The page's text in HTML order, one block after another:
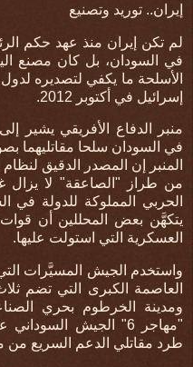
إيران.. توريد وتصنيع
لم تكن إيران منذ عهد حكم
في السودان، بل كان مصنع
الأسلحة ما يكفي لتصديره
إسرائيل في أكتوبر 2012.
منبر الدفاع الأفريقي يشير إلى
في السودان سلحا مقاتليهما
المنبر إن المصدر الدقيق لنظام
من طراز "الصاعقة" لا يزال
الحربي المملوكة للدولة في
يتكهَّن بعض المحللين أن
العسكرية التي استولت عليها.
واستخدم الجيش المسيَّرات
العاصمة الكبرى التي تضم
ومدينة الخرطوم بحري
"مهاجر 6" الجيش
طرد مقاتلي الدعم السريع من